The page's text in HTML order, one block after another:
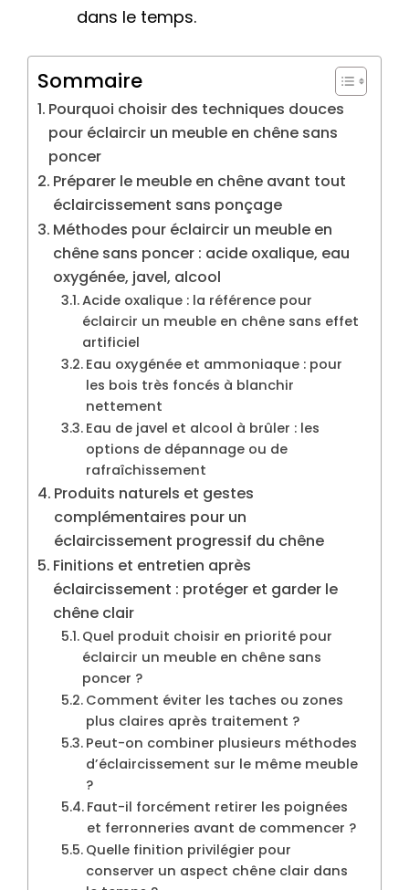
dans le temps.
Sommaire
Pourquoi choisir des techniques douces
pour éclaircir un meuble en chêne sans
poncer
Préparer le meuble en chêne avant tout
éclaircissement sans ponçage
Méthodes pour éclaircir un meuble en
chêne sans poncer : acide oxalique, eau
oxygénée, javel, alcool
Acide oxalique : la référence pour
éclaircir un meuble en chêne sans effet
artificiel
Eau oxygénée et ammoniaque : pour
les bois très foncés à blanchir
nettement
Eau de javel et alcool à brûler : les
options de dépannage ou de
rafraîchissement
Produits naturels et gestes
complémentaires pour un
éclaircissement progressif du chêne
Finitions et entretien après
éclaircissement : protéger et garder le
chêne clair
Quel produit choisir en priorité pour
éclaircir un meuble en chêne sans
poncer ?
Comment éviter les taches ou zones
plus claires après traitement ?
Peut-on combiner plusieurs méthodes
d’éclaircissement sur le même meuble
?
Faut-il forcément retirer les poignées
et ferronneries avant de commencer ?
Quelle finition privilégier pour
conserver un aspect chêne clair dans